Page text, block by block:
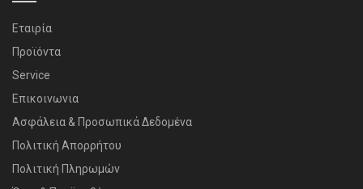
Εταιρία
Προϊόντα
Service
Επικοινωνια
Ασφάλεια & Προσωπικά Δεδομένα
Πολιτική Απορρήτου
Πολιτική Πληρωμών